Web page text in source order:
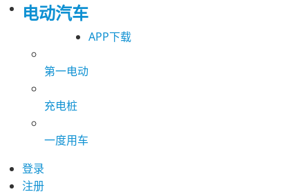
电动汽车
APP下载
第一电动
充电桩
一度用车
登录
注册